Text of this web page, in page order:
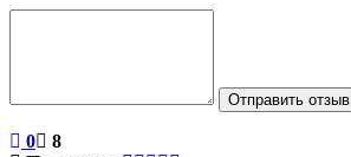
Отправить отзыв
0
8